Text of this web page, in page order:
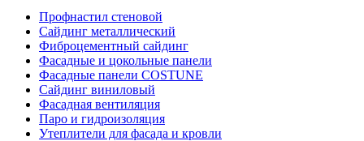
Профнастил стеновой
Сайдинг металлический
Фиброцементный сайдинг
Фасадные и цокольные панели
Фасадные панели COSTUNE
Сайдинг виниловый
Фасадная вентиляция
Паро и гидроизоляция
Утеплители для фасада и кровли